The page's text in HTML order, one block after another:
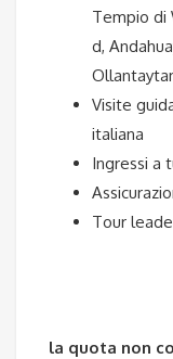
Tempio di
d,
Visite
italiana
Ingressi a
Tour
la quota non